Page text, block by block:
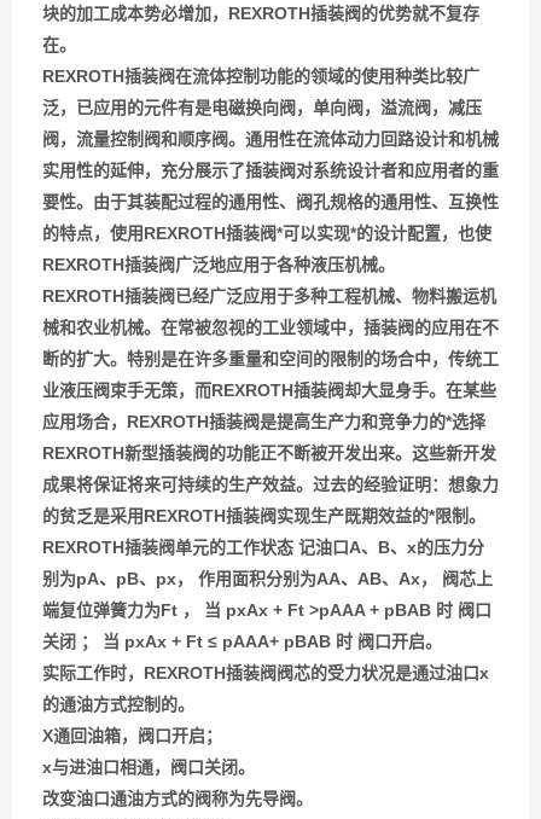
块的加工成本势必增加，REXROTH插装阀的优势就不复存
在。
REXROTH插装阀在流体控制功能的领域的使用种类比较广
泛，已应用的元件有是电磁换向阀，单向阀，溢流阀，减压
阀，流量控制阀和顺序阀。通用性在流体动力回路设计和机械
实用性的延伸，充分展示了插装阀对系统设计者和应用者的重
要性。由于其装配过程的通用性、阀孔规格的通用性、互换性
的特点，使用REXROTH插装阀*可以实现*的设计配置，也使
REXROTH插装阀广泛地应用于各种液压机械。
REXROTH插装阀已经广泛应用于多种工程机械、物料搬运机
械和农业机械。在常被忽视的工业领域中，插装阀的应用在不
断的扩大。特别是在许多重量和空间的限制的场合中，传统工
业液压阀束手无策，而REXROTH插装阀却大显身手。在某些
应用场合，REXROTH插装阀是提高生产力和竞争力的*选择
REXROTH新型插装阀的功能正不断被开发出来。这些新开发
成果将保证将来可持续的生产效益。过去的经验证明：想象力
的贫乏是采用REXROTH插装阀实现生产既期效益的*限制。
REXROTH插装阀单元的工作状态 记油口A、B、x的压力分
别为pA、pB、px， 作用面积分别为AA、AB、Ax， 阀芯上
端复位弹簧力为Ft ， 当 pxAx + Ft >pAAA + pBAB 时 阀口
关闭 ； 当 pxAx + Ft ≤ pAAA+ pBAB 时 阀口开启。
实际工作时，REXROTH插装阀阀芯的受力状况是通过油口x
的通油方式控制的。
X通回油箱，阀口开启；
x与进油口相通，阀口关闭。
改变油口通油方式的阀称为先导阀。